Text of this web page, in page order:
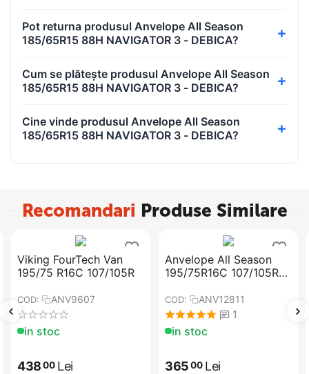
Pot returna produsul Anvelope All Season
185/65R15 88H NAVIGATOR 3 - DEBICA?
Cum se plătește produsul Anvelope All Season
185/65R15 88H NAVIGATOR 3 - DEBICA?
Cine vinde produsul Anvelope All Season
185/65R15 88H NAVIGATOR 3 - DEBICA?
Recomandari Produse Similare
Viking FourTech Van
195/75 R16C 107/105R
COD: ANV9607
in stoc
43800 Lei
Anvelope All Season
195/75R16C 107/105R
PREMIORRI
COD: ANV12811
1
in stoc
36500 Lei